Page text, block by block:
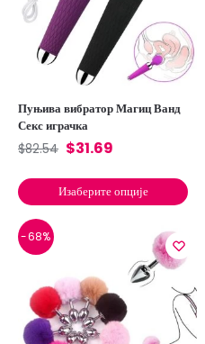
Пуњива вибратор Магиц Ванд
Секс играчка
$82.54 $31.69
Изаберите опције
-68%